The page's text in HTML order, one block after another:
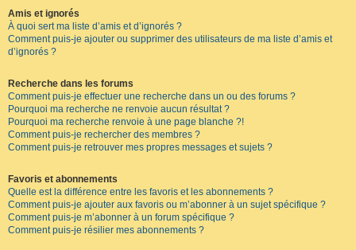
Amis et ignorés
À quoi sert ma liste d’amis et d’ignorés ?
Comment puis-je ajouter ou supprimer des utilisateurs de ma liste d’amis et
d’ignorés ?
Recherche dans les forums
Comment puis-je effectuer une recherche dans un ou des forums ?
Pourquoi ma recherche ne renvoie aucun résultat ?
Pourquoi ma recherche renvoie à une page blanche ?!
Comment puis-je rechercher des membres ?
Comment puis-je retrouver mes propres messages et sujets ?
Favoris et abonnements
Quelle est la différence entre les favoris et les abonnements ?
Comment puis-je ajouter aux favoris ou m’abonner à un sujet spécifique ?
Comment puis-je m’abonner à un forum spécifique ?
Comment puis-je résilier mes abonnements ?